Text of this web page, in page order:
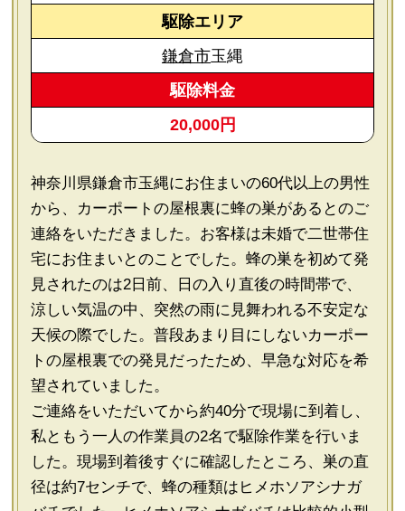
駆除エリア
鎌倉市玉縄
駆除料金
20,000円
神奈川県鎌倉市玉縄にお住まいの60代以上の男性
から、カーポートの屋根裏に蜂の巣があるとのご
連絡をいただきました。お客様は未婚で二世帯住
宅にお住まいとのことでした。蜂の巣を初めて発
見されたのは2日前、日の入り直後の時間帯で、
涼しい気温の中、突然の雨に見舞われる不安定な
天候の際でした。普段あまり目にしないカーポー
トの屋根裏での発見だったため、早急な対応を希
望されていました。
ご連絡をいただいてから約40分で現場に到着し、
私ともう一人の作業員の2名で駆除作業を行いま
した。現場到着後すぐに確認したところ、巣の直
径は約7センチで、蜂の種類はヒメホソアシナガ